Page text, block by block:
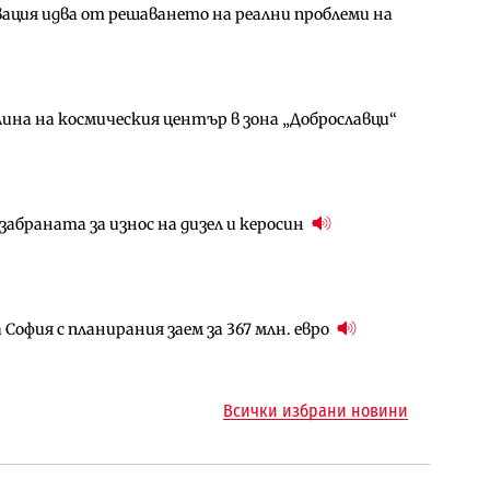
идва от решаването на реални проблеми на
на космическия център в зона „Доброславци“
за износ на дизел и керосин
с планирания заем за 367 млн. евро
още няколко седмици, ако сушата продължи
придобиване на Euroapi Italy
план за магистралата Русе – Велико
надзора на двете метростанции в „Люлин“
продължава да се охлажда (Графика)
оценки на имотите може да бъдат
езеро става част от бъдещата магистрала
„на ръчно управление“ общинската
Всички избрани новини